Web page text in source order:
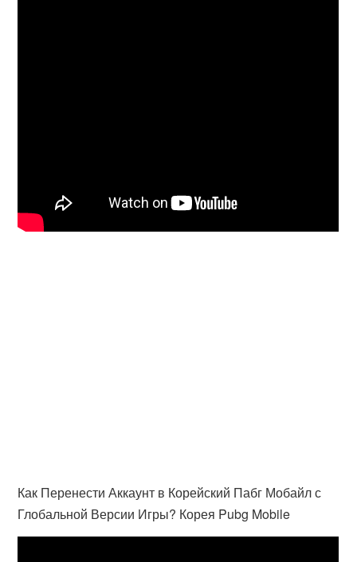
Как Перенести Аккаунт в Корейский Пабг Мобайл с
Глобальной Версии Игры? Корея Pubg Mobile